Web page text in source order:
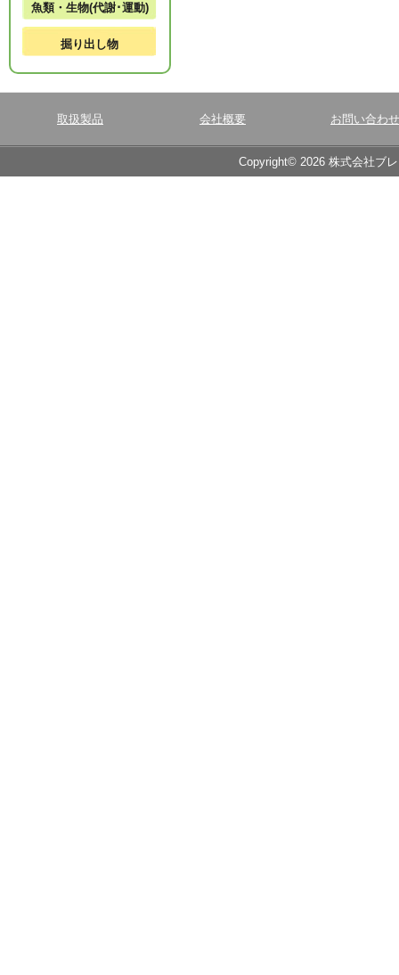
魚類・生物(代謝･運動)
掘り出し物
取扱製品 会社概要 お問い合わせ
Copyright© 2026 株式会社ブ